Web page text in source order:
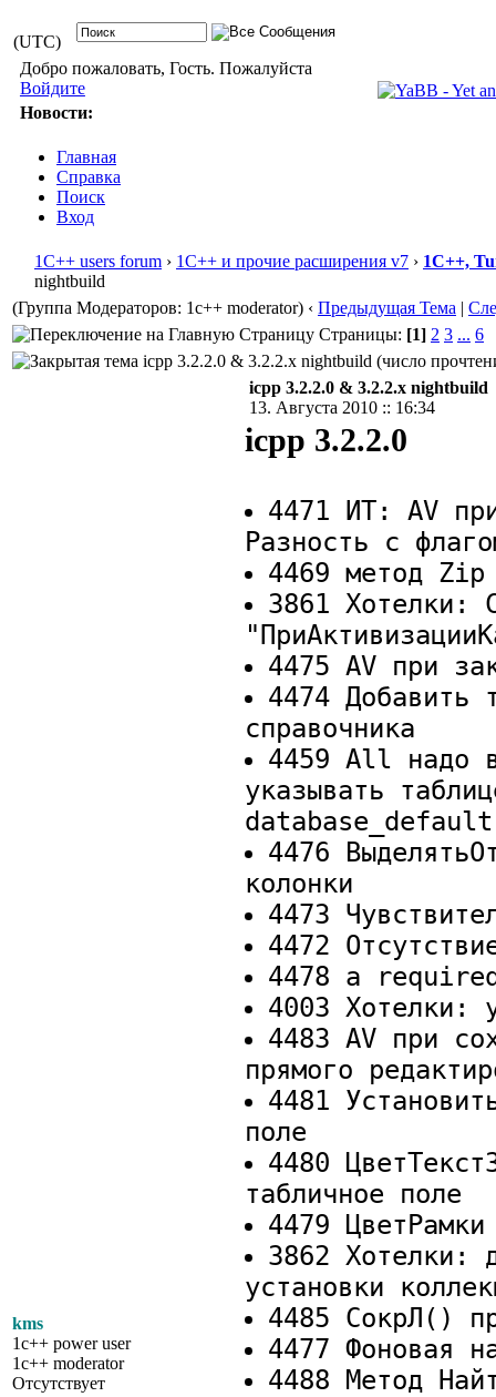
(UTC)
Добро пожаловать, Гость. Пожалуйста
Войдите
Новости:
Главная
Справка
Поиск
Вход
1С++ users forum › 1С++ и прочие расширения v7 › 1С++,
nightbuild
(Группа Модераторов: 1c++ moderator) ‹ Предыдущая Тема |
Страницы: [1] 2 3 ... 6
icpp 3.2.2.0 & 3.2.2.x nightbuild (число
kms
1c++ power user
1c++ moderator
Отсутствует
icpp 3.2.2.0 & 3.2.2.x nightbuild
13. Августа 2010 :: 16:34
icpp 3.2.2.0
4471 ИТ: AV
Разность с
4469 метод
3861 Хотелки:
4475 AV при
4474 Добавить
справочника
4459 All надо
указывать
database_default
4476
колонки
4473
4472
4478 a
4003 Хотелки:
4483 AV при
прямого
4481
поле
4480
табличное поле
4479
3862 Хотелки:
установки
4485 СокрЛ()
4477 Фоновая
4488 Метод